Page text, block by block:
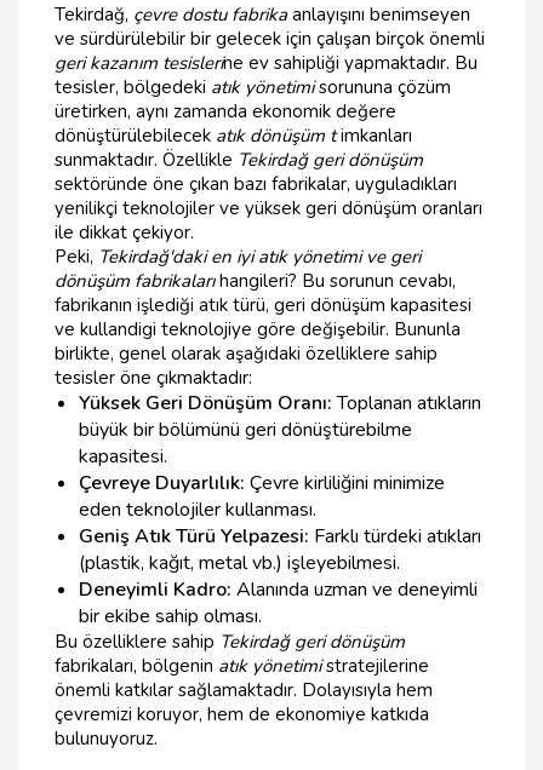
Tekirdağ, çevre dostu fabrikaanlayışını benimseyen
ve sürdürülebilir bir gelecek için çalışan birçok önemli
geri kazanım tesislerine ev sahipliği yapmaktadır. Bu
tesisler, bölgedeki atık yönetimisorununa çözüm
üretirken, aynı zamanda ekonomik değere
dönüştürülebilecek atık dönüşüm timkanları
sunmaktadır. Özellikle Tekirdağ geri dönüşüm
sektöründe öne çıkan bazı fabrikalar, uyguladıkları
yenilikçi teknolojiler ve yüksek geri dönüşüm oranları
ile dikkat çekiyor.
Peki, Tekirdağ'daki en iyi atık yönetimi ve geri
dönüşüm fabrikalarıhangileri? Bu sorunun cevabı,
fabrikanın işlediği atık türü, geri dönüşüm kapasitesi
ve kullandigi teknolojiye göre değişebilir. Bununla
birlikte, genel olarak aşağıdaki özelliklere sahip
tesisler öne çıkmaktadır:
Yüksek Geri Dönüşüm Oranı:Toplanan atıkların
büyük bir bölümünü geri dönüştürebilme
kapasitesi.
Çevreye Duyarlılık: Çevre kirliliğini minimize
eden teknolojiler kullanması.
Geniş Atık Türü Yelpazesi: Farklı türdeki atıkları
(plastik, kağıt, metal vb.) işleyebilmesi.
Deneyimli Kadro: Alanında uzman ve deneyimli
bir ekibe sahip olması.
Bu özelliklere sahip Tekirdağ geri dönüşüm
fabrikaları, bölgenin atık yönetimistratejilerine
önemli katkılar sağlamaktadır. Dolayısıyla hem
çevremizi koruyor, hem de ekonomiye katkıda
bulunuyoruz.